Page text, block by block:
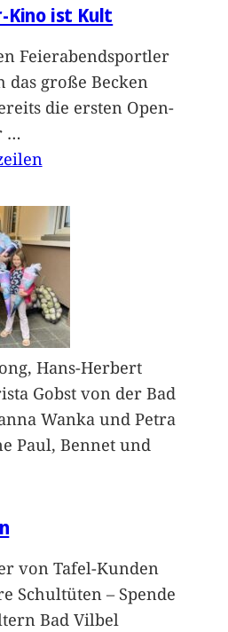
Kino ist Kult
Feierabendsportler
große Becken
die ersten Open-
…
Hans-Herbert
Gobst von der Bad
Wanka und Petra
Paul, Bennet und
von Tafel-Kunden
Schultüten – Spende
Bad Vilbel